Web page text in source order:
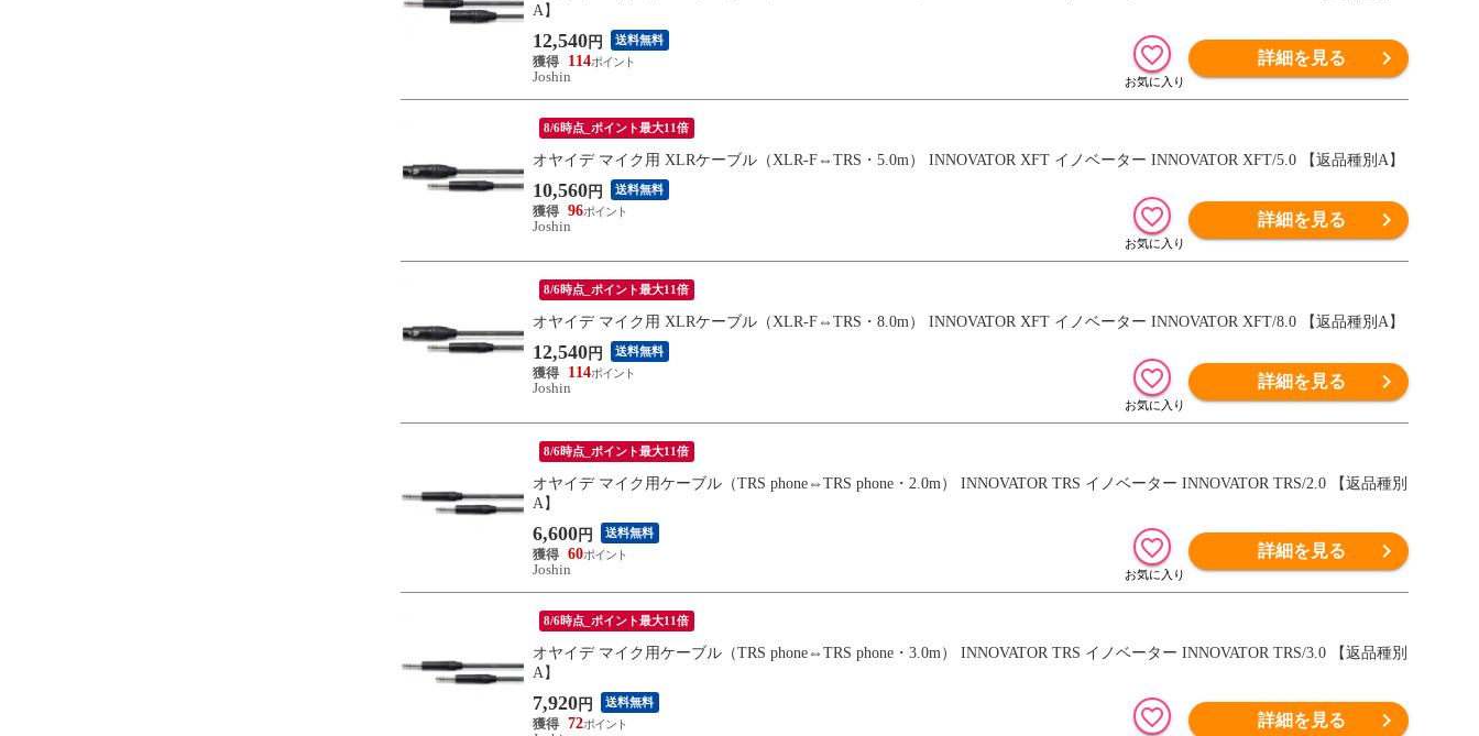
A】
12,540 円 送料無料
114
Joshin
詳細を見る
8/6時点_ポイント最大11倍
オヤイデ マイク用 XLRケーブル（XLR-F⇔TRS・5.0m） INNOVATOR XFT イノベーター INNOVATOR XFT/5.0 【返品種別A】
10,560 円 送料無料
96
Joshin
詳細を見る
8/6時点_ポイント最大11倍
オヤイデ マイク用 XLRケーブル（XLR-F⇔TRS・8.0m） INNOVATOR XFT イノベーター INNOVATOR XFT/8.0 【返品種別A】
12,540 円 送料無料
114
Joshin
詳細を見る
8/6時点_ポイント最大11倍
オヤイデ マイク用ケーブル（TRS phone⇔TRS phone・2.0m） INNOVATOR TRS イノベーター INNOVATOR TRS/2.0 【返品種別
A】
6,600 円 送料無料
60
Joshin
詳細を見る
8/6時点_ポイント最大11倍
オヤイデ マイク用ケーブル（TRS phone⇔TRS phone・3.0m） INNOVATOR TRS イノベーター INNOVATOR TRS/3.0 【返品種別
A】
7,920 円 送料無料
72
詳細を見る